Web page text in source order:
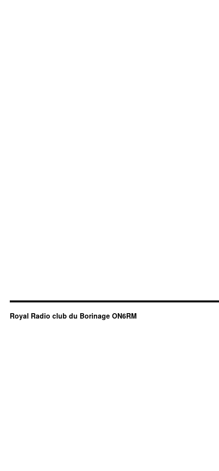
Royal Radio club du Borinage ON6RM